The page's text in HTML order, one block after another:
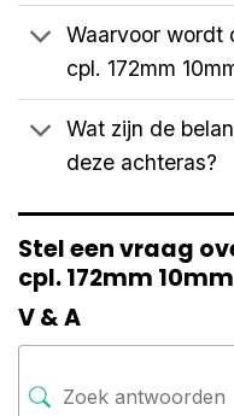
Waarvoor wordt
cpl. 172mm
Wat zijn de
deze achteras?
Stel een vraag
cpl. 172mm
V & A